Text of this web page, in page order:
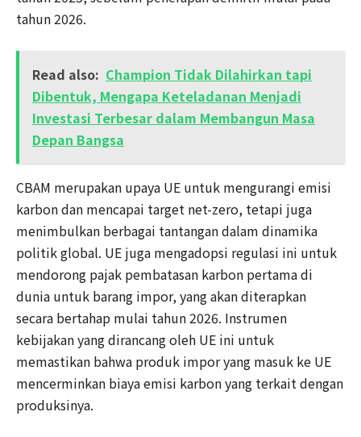
tahun 2026.
Read also: Champion Tidak Dilahirkan tapi
Dibentuk, Mengapa Keteladanan Menjadi
Investasi Terbesar dalam Membangun Masa
Depan Bangsa
CBAM merupakan upaya UE untuk mengurangi emisi
karbon dan mencapai target net-zero, tetapi juga
menimbulkan berbagai tantangan dalam dinamika
politik global. UE juga mengadopsi regulasi ini untuk
mendorong pajak pembatasan karbon pertama di
dunia untuk barang impor, yang akan diterapkan
secara bertahap mulai tahun 2026. Instrumen
kebijakan yang dirancang oleh UE ini untuk
memastikan bahwa produk impor yang masuk ke UE
mencerminkan biaya emisi karbon yang terkait dengan
produksinya.